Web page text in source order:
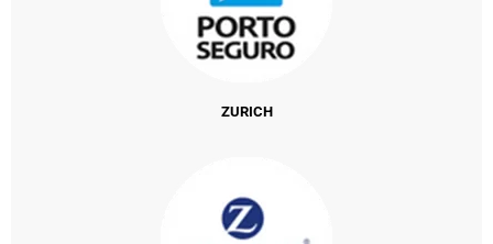
ZURICH